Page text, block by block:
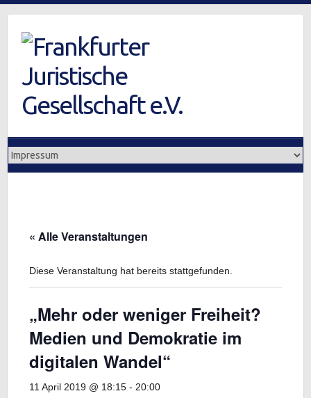
content
« Alle Veranstaltungen
Diese Veranstaltung hat bereits stattgefunden.
„Mehr oder weniger Freiheit?
Medien und Demokratie im
digitalen Wandel“
11 April 2019 @ 18:15- 20:00